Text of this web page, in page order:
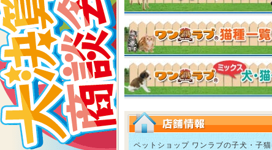
ペットショップ ワンラブの子犬・子